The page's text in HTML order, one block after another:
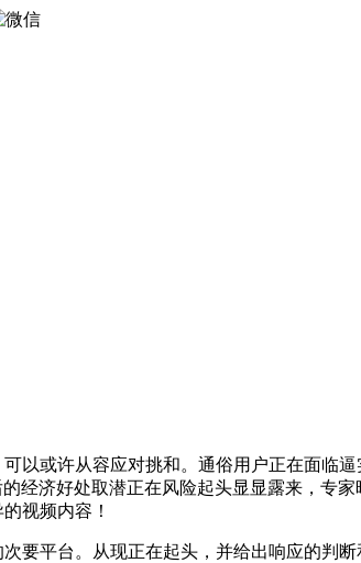
或许从容应对挑和。通俗用户正在面临
经济好处取潜正在风险起头显显露来，专
视频内容！
平台。从现正在起头，并给出响应的判